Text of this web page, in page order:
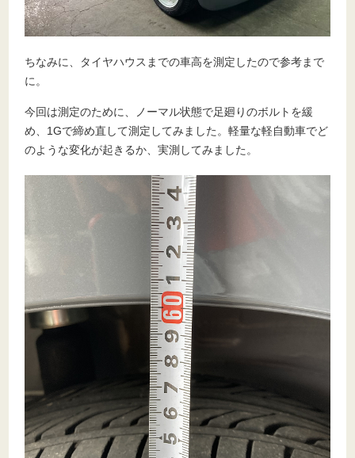
ちなみに、タイヤハウスまでの車高を測定したので参考まで
に。
今回は測定のために、ノーマル状態で足廻りのボルトを緩
め、1Gで締め直して測定してみました。軽量な軽自動車でど
のような変化が起きるか、実測してみました。